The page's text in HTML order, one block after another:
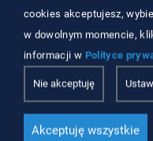
cookies akceptujesz,
w dowolnym momencie,
informacji w Polityce
Nie akceptuję
Akceptuję wszystkie